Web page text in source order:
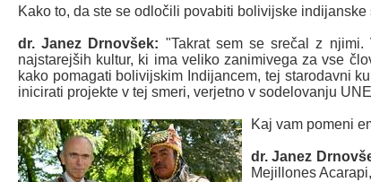
Kako to, da ste se odločili povabiti bolivijske
dr. Janez Drnovšek: "Takrat sem se srečal z
najstarejših kultur, ki ima veliko zanimivega za vse
kako pomagati bolivijskim Indijancem, tej starodavni
inicirati projekte v tej smeri, verjetno v sodelovanju
Kaj vam pomeni
dr. Janez
Mejillones